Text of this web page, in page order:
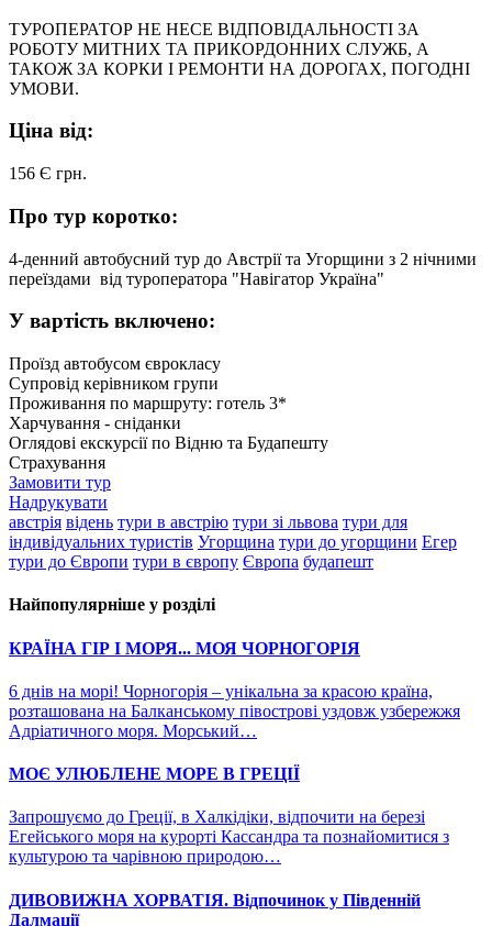
ТУРОПЕРАТОР НЕ НЕСЕ ВІДПОВІДАЛЬНОСТІ ЗА
РОБОТУ МИТНИХ ТА ПРИКОРДОННИХ СЛУЖБ, А
ТАКОЖ ЗА КОРКИ І РЕМОНТИ НА ДОРОГАХ, ПОГОДНІ
УМОВИ.
Ціна від:
156 Є грн.
Про тур коротко:
4-денний автобусний тур до Австрії та Угорщини з 2 нічними
переїздами від туроператора "Навігатор Україна"
У вартість включено:
Проїзд автобусом єврокласу
Супровід керівником групи
Проживання по маршруту: готель 3*
Харчування - сніданки
Оглядові екскурсії по Відню та Будапешту
Страхування
Замовити тур
Надрукувати
австрія відень тури в австрію тури зі львова тури для
індивідуальних туристів Угорщина тури до угорщини Егер
тури до Європи тури в європу Європа будапешт
Найпопулярніше у розділі
КРАЇНА ГІР І МОРЯ... МОЯ ЧОРНОГОРІЯ
6 днів на морі! Чорногорія – унікальна за красою країна,
розташована на Балканському півострові уздовж узбережжя
Адріатичного моря. Морський…
МОЄ УЛЮБЛЕНЕ МОРЕ В ГРЕЦІЇ
Запрошуємо до Греції, в Халкідіки, відпочити на березі
Егейського моря на курорті Кассандра та познайомитися з
культурою та чарівною природою…
ДИВОВИЖНА ХОРВАТІЯ. Відпочинок у Південній
Далмації